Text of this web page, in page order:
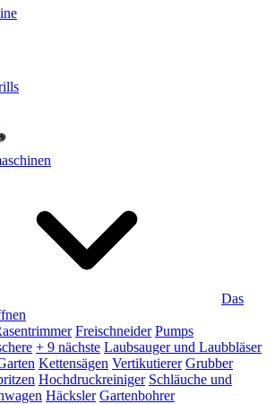
Das
Freischneider Pumps
+ 9 nächste Laubsauger und Laubbläser
Kettensägen Vertikutierer Grubber
Hochdruckreiniger Schläuche und
Häcksler Gartenbohrer